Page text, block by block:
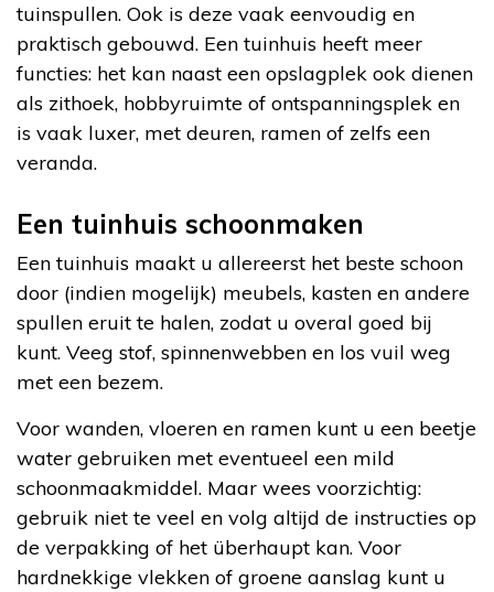
tuinspullen. Ook is deze vaak eenvoudig en
praktisch gebouwd. Een tuinhuis heeft meer
functies: het kan naast een opslagplek ook dienen
als zithoek, hobbyruimte of ontspanningsplek en
is vaak luxer, met deuren, ramen of zelfs een
veranda.
Een tuinhuis schoonmaken
Een tuinhuis maakt u allereerst het beste schoon
door (indien mogelijk) meubels, kasten en andere
spullen eruit te halen, zodat u overal goed bij
kunt. Veeg stof, spinnenwebben en los vuil weg
met een bezem.
Voor wanden, vloeren en ramen kunt u een beetje
water gebruiken met eventueel een mild
schoonmaakmiddel. Maar wees voorzichtig:
gebruik niet te veel en volg altijd de instructies op
de verpakking of het überhaupt kan. Voor
hardnekkige vlekken of groene aanslag kunt u